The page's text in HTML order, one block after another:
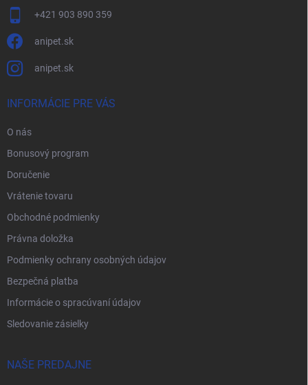
+421 903 890 359
anipet.sk
anipet.sk
INFORMÁCIE PRE VÁS
O nás
Bonusový program
Doručenie
Vrátenie tovaru
Obchodné podmienky
Právna doložka
Podmienky ochrany osobných údajov
Bezpečná platba
Informácie o spracúvaní údajov
Sledovanie zásielky
NAŠE PREDAJNE